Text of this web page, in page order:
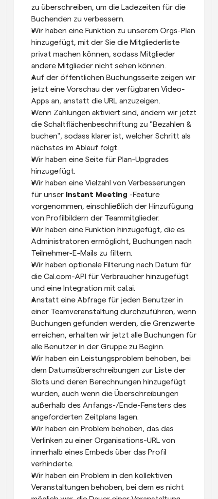
zu überschreiben, um die Ladezeiten für die
Buchenden zu verbessern.
Wir haben eine Funktion zu unserem Orgs-Plan
hinzugefügt, mit der Sie die Mitgliederliste
privat machen können, sodass Mitglieder
andere Mitglieder nicht sehen können.
Auf der öffentlichen Buchungsseite zeigen wir
jetzt eine Vorschau der verfügbaren Video-
Apps an, anstatt die URL anzuzeigen.
Wenn Zahlungen aktiviert sind, ändern wir jetzt
die Schaltflächenbeschriftung zu "Bezahlen &
buchen", sodass klarer ist, welcher Schritt als
nächstes im Ablauf folgt.
Wir haben eine Seite für Plan-Upgrades
hinzugefügt.
Wir haben eine Vielzahl von Verbesserungen
für unser Instant Meeting -Feature
vorgenommen, einschließlich der Hinzufügung
von Profilbildern der Teammitglieder.
Wir haben eine Funktion hinzugefügt, die es
Administratoren ermöglicht, Buchungen nach
Teilnehmer-E-Mails zu filtern.
Wir haben optionale Filterung nach Datum für
die Cal.com-API für Verbraucher hinzugefügt
und eine Integration mit cal.ai.
Anstatt eine Abfrage für jeden Benutzer in
einer Teamveranstaltung durchzuführen, wenn
Buchungen gefunden werden, die Grenzwerte
erreichen, erhalten wir jetzt alle Buchungen für
alle Benutzer in der Gruppe zu Beginn.
Wir haben ein Leistungsproblem behoben, bei
dem Datumsüberschreibungen zur Liste der
Slots und deren Berechnungen hinzugefügt
wurden, auch wenn die Überschreibungen
außerhalb des Anfangs-/Ende-Fensters des
angeforderten Zeitplans lagen.
Wir haben ein Problem behoben, das das
Verlinken zu einer Organisations-URL von
innerhalb eines Embeds über das Profil
verhinderte.
Wir haben ein Problem in den kollektiven
Veranstaltungen behoben, bei dem es nicht